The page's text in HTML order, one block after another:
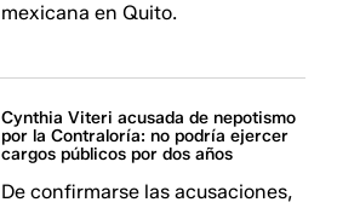
mexicana en Quito.
Cynthia Viteri acusada de nepotismo
por la Contraloría: no podría ejercer
cargos públicos por dos años
De confirmarse las acusaciones,